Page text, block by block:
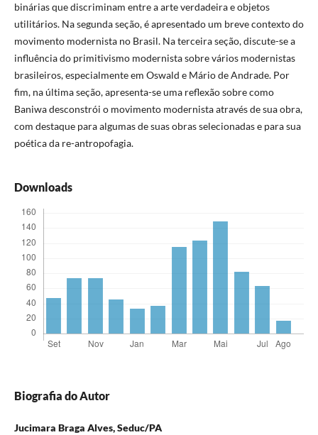
binárias que discriminam entre a arte verdadeira e objetos
utilitários. Na segunda seção, é apresentado um breve contexto do
movimento modernista no Brasil. Na terceira seção, discute-se a
influência do primitivismo modernista sobre vários modernistas
brasileiros, especialmente em Oswald e Mário de Andrade. Por
fim, na última seção, apresenta-se uma reflexão sobre como
Baniwa desconstrói o movimento modernista através de sua obra,
com destaque para algumas de suas obras selecionadas e para sua
poética da re-antropofagia.
Downloads
Biografia do Autor
Jucimara Braga Alves,Seduc/PA